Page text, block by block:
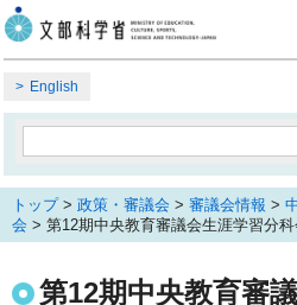
English
トップ> 政策・審議会 > 審議会情報 >
会 > 第12期中央教育審議会生涯学習分
第12期中央教育審